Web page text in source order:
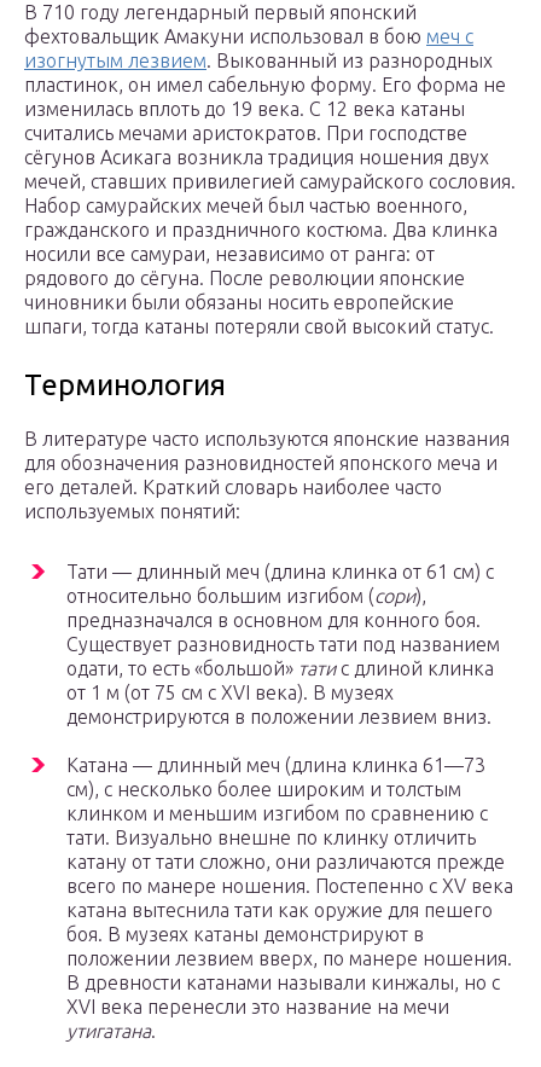
В 710 году легендарный первый японский
фехтовальщик Амакуни использовал в бою меч с
изогнутым лезвием. Выкованный из разнородных
пластинок, он имел сабельную форму. Его форма не
изменилась вплоть до 19 века. С 12 века катаны
считались мечами аристократов. При господстве
сёгунов Асикага возникла традиция ношения двух
мечей, ставших привилегией самурайского сословия.
Набор самурайских мечей был частью военного,
гражданского и праздничного костюма. Два клинка
носили все самураи, независимо от ранга: от
рядового до сёгуна. После революции японские
чиновники были обязаны носить европейские
шпаги, тогда катаны потеряли свой высокий статус.
Терминология
В литературе часто используются японские названия
для обозначения разновидностей японского меча и
его деталей. Краткий словарь наиболее часто
используемых понятий:
Тати — длинный меч (длина клинка от 61 см) с
относительно большим изгибом (сори),
предназначался в основном для конного боя.
Существует разновидность тати под названием
одати, то есть «большой» татис длиной клинка
от 1 м (от 75 см с XVI века). В музеях
демонстрируются в положении лезвием вниз.
Катана — длинный меч (длина клинка 61—73
см), с несколько более широким и толстым
клинком и меньшим изгибом по сравнению с
тати. Визуально внешне по клинку отличить
катану от тати сложно, они различаются прежде
всего по манере ношения. Постепенно с XV века
катана вытеснила тати как оружие для пешего
боя. В музеях катаны демонстрируют в
положении лезвием вверх, по манере ношения.
В древности катанами называли кинжалы, но с
XVI века перенесли это название на мечи
утигатана.